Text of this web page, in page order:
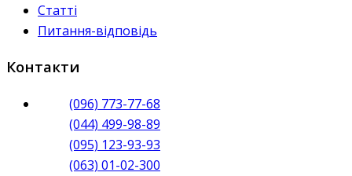
Статті
Питання-відповідь
Контакти
(096) 773-77-68
(044) 499-98-89
(095) 123-93-93
(063) 01-02-300